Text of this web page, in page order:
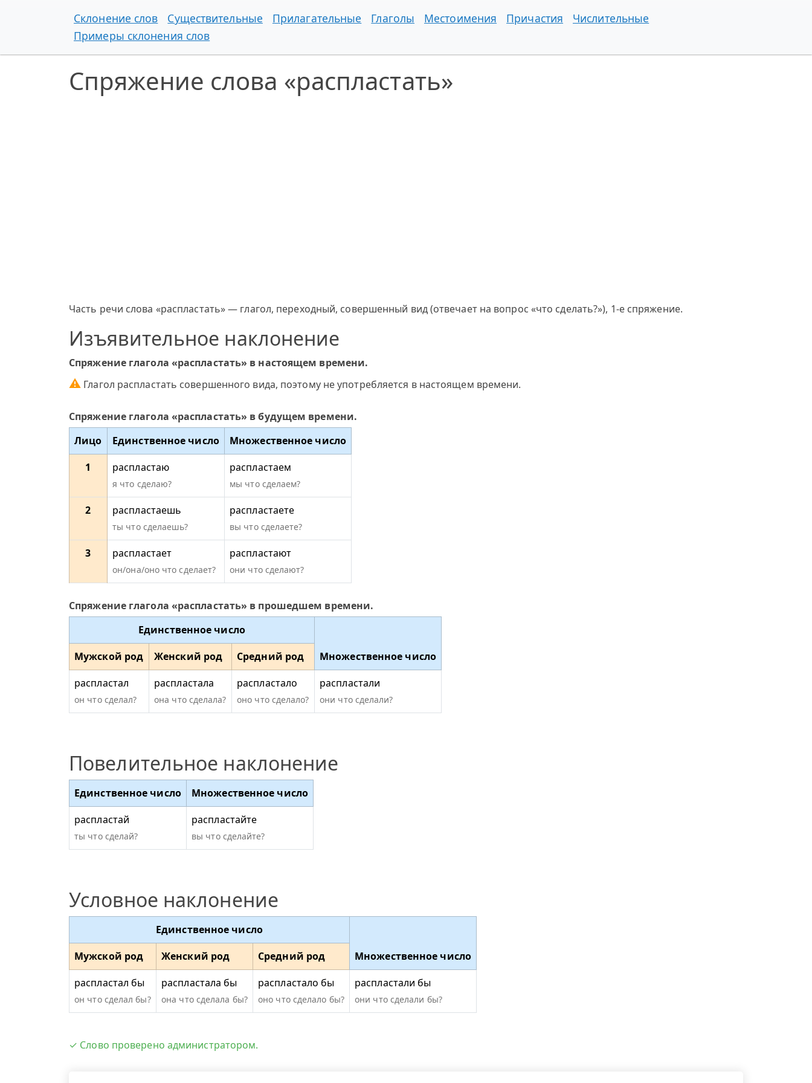
Склонение слов Существительные Прилагательные Глаголы Местоимения Причастия
Числительные
Примеры склонения слов
Спряжение слова «распластать»
Часть речи слова «распластать» — глагол, переходный, совершенный вид (отвечает на вопрос «что сделать?»), 1-е спряжение.
Изъявительное наклонение
Спряжение глагола «распластать» в настоящем времени.
⚠ Глагол распластать совершенного вида, поэтому не употребляется в настоящем времени.
Спряжение глагола «распластать» в будущем времени.
Лицо
Единственное число
Множественное число
1
распластаю
я что сделаю?
распластаем
мы что сделаем?
2 распластаешь
ты что сделаешь?
распластаете
вы что сделаете?
3 распластает
он/она/оно что сделает?
распластают
они что сделают?
Спряжение глагола «распластать» в прошедшем времени.
Единственное число
Множественное число
Мужской род Женский род
Средний род
распластал
он что сделал?
распластала
она что сделала?
распластало
оно что сделало?
распластали
они что сделали?
Повелительное наклонение
Единственное число
Множественное число
распластай
ты что сделай?
распластайте
вы что сделайте?
Условное наклонение
Единственное число
Множественное число
Мужской род Женский род
Средний род
распластал бы
он что сделал бы?
распластала бы
она что сделала бы?
распластало бы
оно что сделало бы?
распластали бы
они что сделали бы?
✓ Слово проверено администратором.